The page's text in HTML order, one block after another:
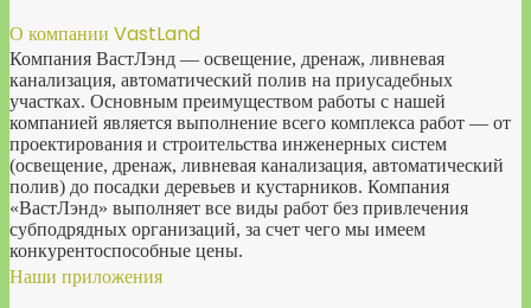
О компании VastLand
Компания ВастЛэнд — освещение, дренаж, ливневая
канализация, автоматический полив на приусадебных
участках. Основным преимуществом работы с нашей
компанией является выполнение всего комплекса работ — от
проектирования и строительства инженерных систем
(освещение, дренаж, ливневая канализация, автоматический
полив) до посадки деревьев и кустарников. Компания
«ВастЛэнд» выполняет все виды работ без привлечения
субподрядных организаций, за счет чего мы имеем
конкурентоспособные цены.
Наши приложения